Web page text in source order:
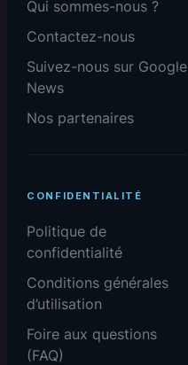
Qui sommes-nous ?
Contactez-nous
Suivez-nous sur Google
News
Nos partenaires
CONFIDENTIALITÉ
Politique de
confidentialité
Conditions générales
d’utilisation
Foire aux questions
(FAQ)